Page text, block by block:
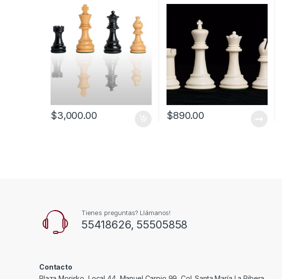
$3,000.00 $890.00
Tienes preguntas? Llámanos!
55418626, 55505858
Contacto